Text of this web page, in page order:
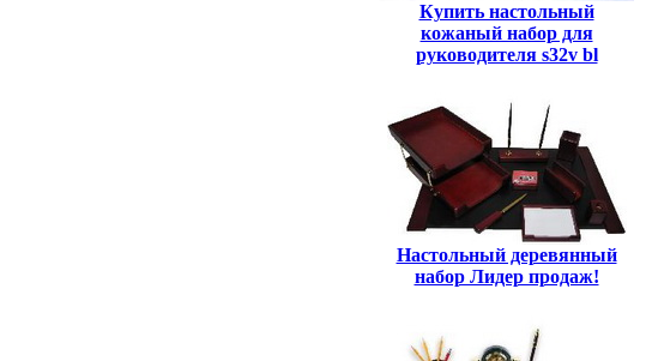
Купить настольный
кожаный набор для
руководителя s32v bl
Настольный деревянный
набор Лидер продаж!